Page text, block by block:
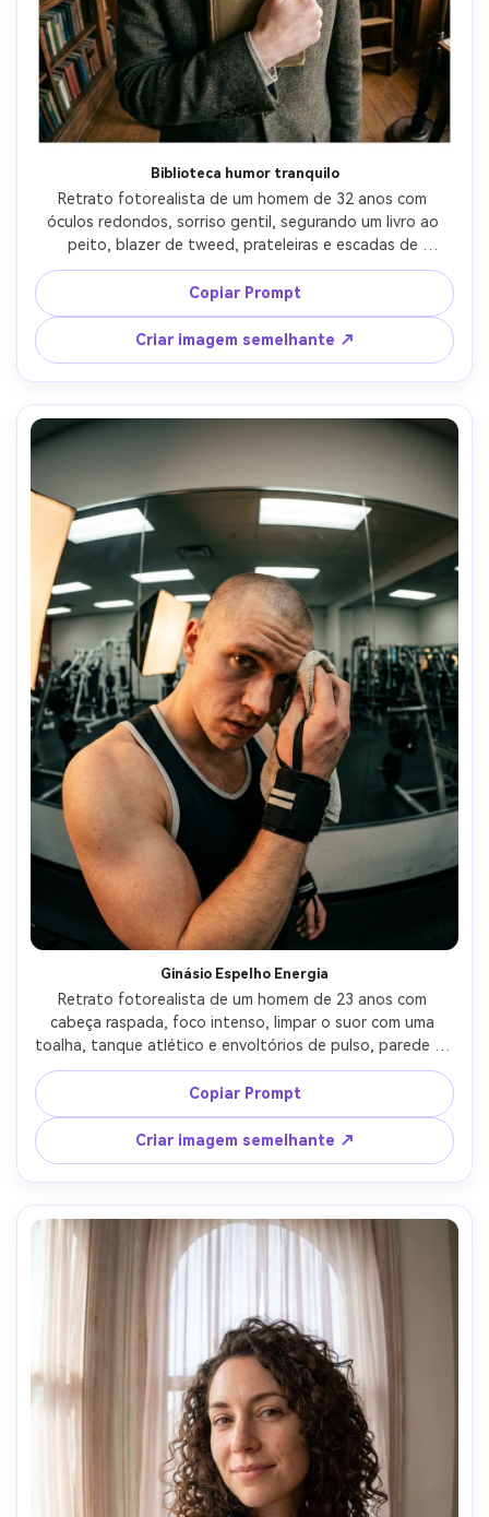
Biblioteca humor tranquilo
Retrato fotorealista de um homem de 32 anos com
óculos redondos, sorriso gentil, segurando um livro ao
peito, blazer de tweed, prateleiras e escadas de
biblioteca altas, lâmpadas de tungstênio quentes, luz de
chave macia do lado, Leica SL2-S, lente olho de peixe de
12 mm f/4, composição centrada com prateleiras
curvando-se para fora, humor acadêmico calmo, detalhe
de pele fina, olhos nítidos, grão de filme sutil-AR 4:5
Copiar Prompt
Criar imagem semelhante ↗
Ginásio Espelho Energia
Retrato fotorealista de um homem de 23 anos com
cabeça raspada, foco intenso, limpar o suor com uma
toalha, tanque atlético e envoltórios de pulso, parede de
espelho da academia com equipamento, cabeça superior
fluorescente mais enchimento de softbox direcionado,
Canon R3, lente olho de peixe de 8mm f/5.6, perspectiva
próxima que curva a sala enquanto mantém as
proporções faciais naturais, contraste gritty, textura de
pele nítida, alta resolução, iluminação cinematográfica
suave-AR 4:5
Copiar Prompt
Criar imagem semelhante ↗